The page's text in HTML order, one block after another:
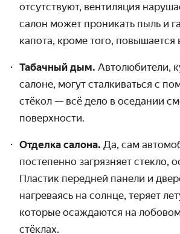
отсутствуют, вентиляция
салон может проникать пыль и
капота, кроме того, повышается
Табачный дым. Автолюбители,
салоне, могут сталкиваться с
стёкол — всё дело в оседании
поверхности.
Отделка салона. Да, сам
постепенно загрязняет стекло,
Пластик передней панели и
нагреваясь на солнце, теряет
которые осаждаются на
стёклах.